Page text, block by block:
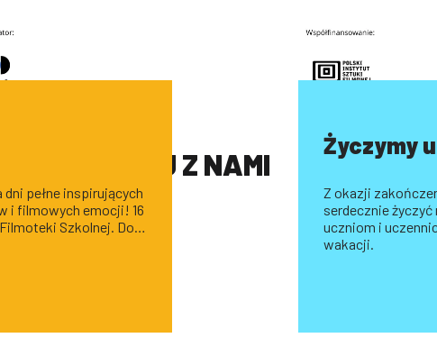
SZKOLNEJ Z NAMI
pełne inspirujących
i filmowych emocji! 16
Szkolnej. Do
Życzymy
Z okazji
serdecznie
uczniom i
wakacji.